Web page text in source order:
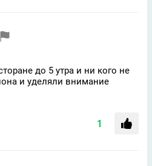
до 5 утра и ни кого не
и уделяли внимание
1